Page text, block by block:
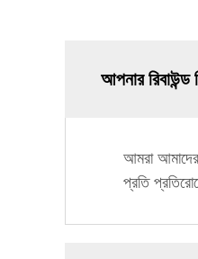
আপনার
আমরা আমাদের
প্রতি